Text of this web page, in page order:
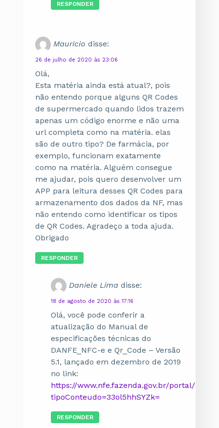
RESPONDER
Mauricio disse:
26 de julho de 2020 às 23:06
Olá,
Esta matéria ainda está atual?, pois
não entendo porque alguns QR Codes
de supermercado quando lidos trazem
apenas um código enorme e não uma
url completa como na matéria. elas
são de outro tipo? De farmácia, por
exemplo, funcionam exatamente
como na matéria. Alguém consegue
me ajudar, pois quero desenvolver um
APP para leitura desses QR Codes para
armazenamento dos dados da NF, mas
não entendo como identificar os tipos
de QR Codes. Agradeço a toda ajuda.
Obrigado
RESPONDER
Daniele Lima disse:
18 de agosto de 2020 às 17:16
Olá, você pode conferir a
atualização do Manual de
especificações técnicas do
DANFE_NFC-e e Qr_Code – Versão
5.1, lançado em dezembro de 2019
no link:
https://www.nfe.fazenda.gov.br/portal/
tipoConteudo=33ol5hhSYZk=
RESPONDER